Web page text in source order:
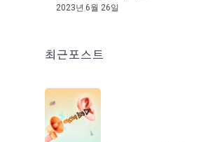
2023년 6월 26일
최근포스트